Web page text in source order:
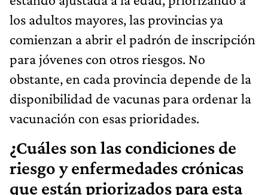
los adultos mayores, las provincias ya
comienzan a abrir el padrón de inscripción
para jóvenes con otros riesgos. No
obstante, en cada provincia depende de la
disponibilidad de vacunas para ordenar la
vacunación con esas prioridades.
¿Cuáles son las condiciones de
riesgo y enfermedades crónicas
que están priorizados para esta